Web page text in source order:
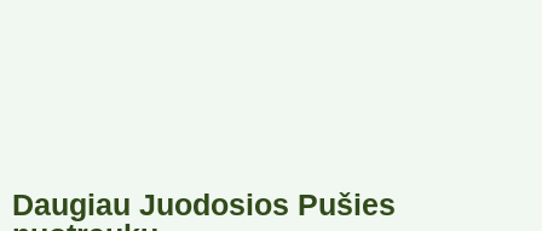
Daugiau Juodosios Pušies